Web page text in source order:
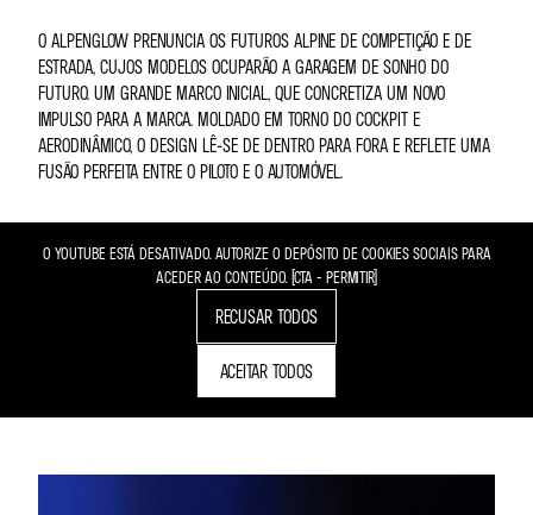
O ALPENGLOW PRENUNCIA OS FUTUROS ALPINE DE COMPETIÇÃO E DE
ESTRADA, CUJOS MODELOS OCUPARÃO A GARAGEM DE SONHO DO
FUTURO. UM GRANDE MARCO INICIAL, QUE CONCRETIZA UM NOVO
IMPULSO PARA A MARCA. MOLDADO EM TORNO DO COCKPIT E
AERODINÂMICO, O DESIGN LÊ-SE DE DENTRO PARA FORA E REFLETE UMA
FUSÃO PERFEITA ENTRE O PILOTO E O AUTOMÓVEL.
O YOUTUBE ESTÁ DESATIVADO. AUTORIZE O DEPÓSITO DE COOKIES SOCIAIS PARA
ACEDER AO CONTEÚDO. (CTA - PERMITIR)
RECUSAR TODOS
ACEITAR TODOS